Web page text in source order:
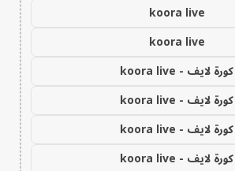
koora live
koora live
كورة لايف - koora live
كورة لايف - koora live
كورة لايف - koora live
كورة لايف - koora live